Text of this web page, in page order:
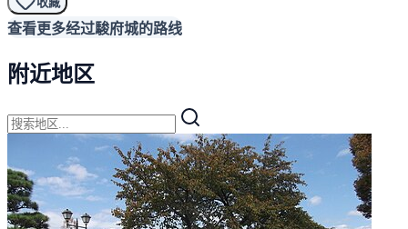
查看更多经过駿府城的路线
附近地区